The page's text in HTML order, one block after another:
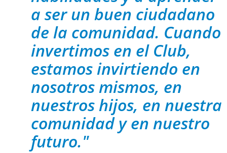
a ser un buen ciudadano
de la comunidad. Cuando
invertimos en el Club,
estamos invirtiendo en
nosotros mismos, en
nuestros hijos, en nuestra
comunidad y en nuestro
futuro."